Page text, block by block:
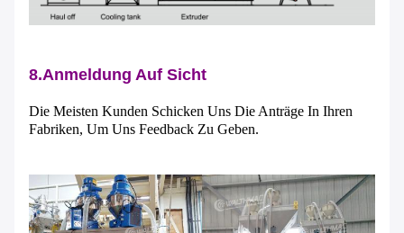
8.Anmeldung Auf Sicht
Die Meisten Kunden Schicken Uns Die Anträge In Ihren
Fabriken, Um Uns Feedback Zu Geben.